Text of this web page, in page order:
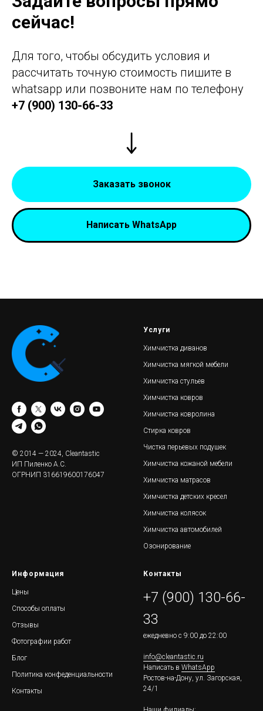
сейчас!
Для того, чтобы обсудить условия и
рассчитать точную стоимость пишите в
whatsapp или позвоните нам по телефону
+7 (900) 130-66-33
Заказать звонок
Написать WhatsApp
© 2014 — 2024, Cleantastic
ИП Пиленко А.С.
ОГРНИП 316619600176047
Услуги
Химчистка диванов
Химчистка мягкой мебели
Химчистка стульев
Химчистка ковров
Химчистка ковролина
Стирка ковров
Чистка перьевых подушек
Химчистка кожаной мебели
Химчистка матрасов
Химчистка детских кресел
Химчистка колясок
Химчистка автомобилей
Озонирование
Информация
Цены
Способы оплаты
Отзывы
Фотографии работ
Блог
Политика конфеденциальности
Контакты
Контакты
+7 (900) 130-66-
33
ежедневно с 9:00 до 22:00
info@cleantastic.ru
Написать в WhatsApp
Ростов-на-Дону, ул. Загорская,
24/1